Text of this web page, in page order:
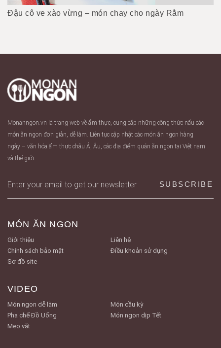
Đậu cô ve xào vừng – món chay cho ngày Rằm
Monanngon.vn là trang web về ẩm thực, cung cấp những công thức nấu các
món ăn ngon đơn giản, dễ làm. Liên tục cập nhật các món ăn ngon hàng
ngày – văn hóa ẩm thực châu Á, Âu, các địa điểm quán ăn ngon tại Việt nam
và thế giới.
MÓN ĂN NGON
Giới thiệu
Liên hệ
Chính sách bảo mật
Điều khoản sử dụng
Sơ đồ site
VIDEO
Món ngon dễ làm
Món cầu kỳ
Pha chế Đồ Uống
Món ngon dịp Tết
Mẹo vặt